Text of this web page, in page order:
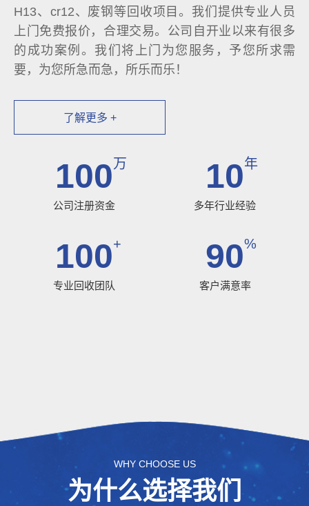
H13、cr12、废钢等回收项目。我们提供专业人员
上门免费报价，合理交易。公司自开业以来有很多
的成功案例。我们将上门为您服务，予您所求需
要，为您所急而急，所乐而乐！
了解更多 +
100万
公司注册资金
10年
多年行业经验
100+
专业回收团队
90%
客户满意率
WHY CHOOSE US
为什么选择我们